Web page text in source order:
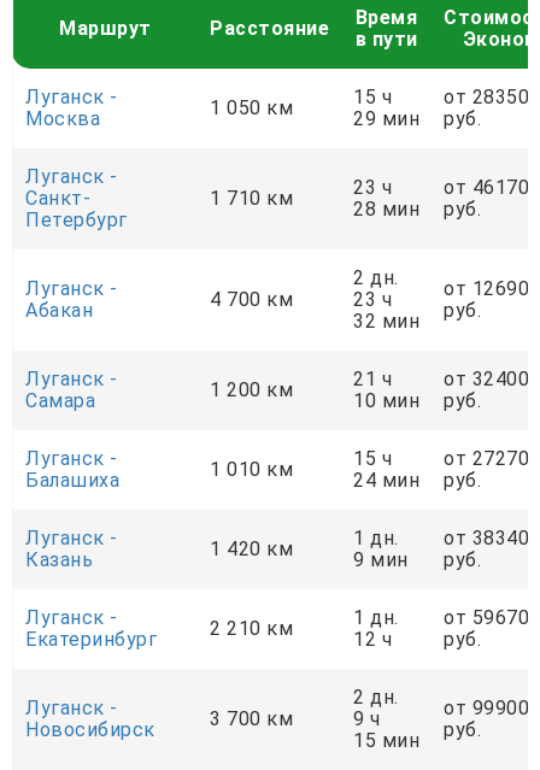
Маршрут Расстояние
Время
в пути
Эконом
Луганск -
Москва
1 050 км
15 ч
29 мин
от 28350
руб.
Луганск -
Санкт-
Петербург
1 710 км
23 ч
28 мин
от 46170
руб.
Луганск -
Абакан
4 700 км
2 дн.
23 ч
32 мин
от 126900
руб.
Луганск -
Самара
1 200 км
21 ч
10 мин
от 32400
руб.
Луганск -
Балашиха
1 010 км
15 ч
24 мин
от 27270
руб.
Луганск -
Казань
1 420 км
1 дн.
9 мин
от 38340
руб.
Луганск -
Екатеринбург
2 210 км
1 дн.
12 ч
от 59670
руб.
Луганск -
Новосибирск
3 700 км
2 дн.
9 ч
15 мин
от 99900
руб.